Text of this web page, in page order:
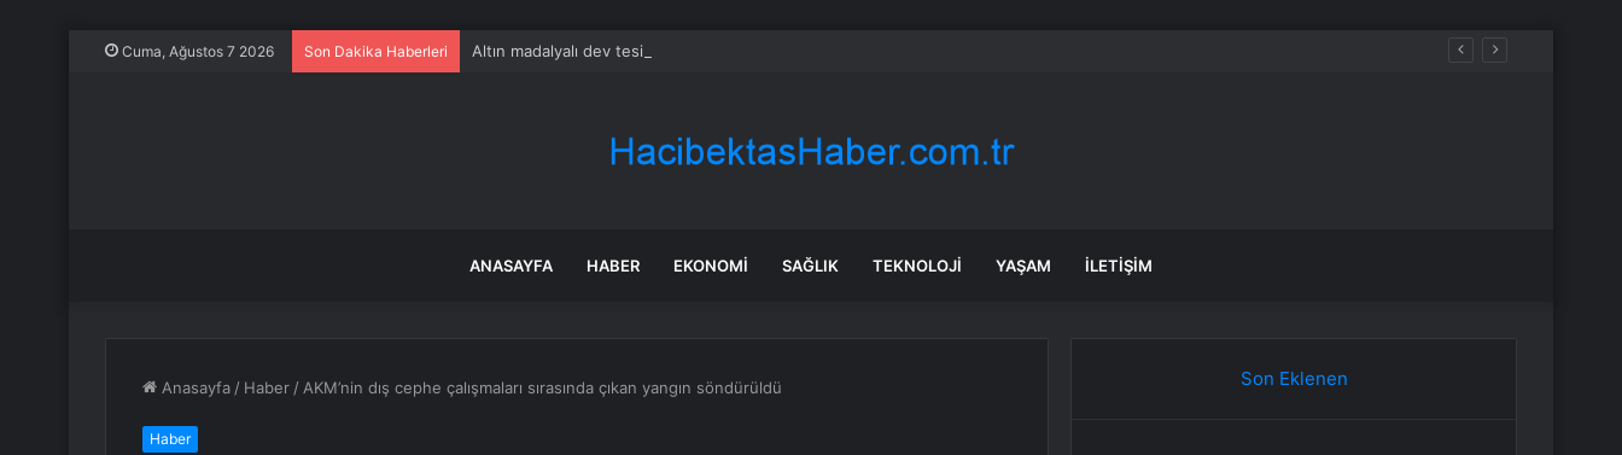
Cuma, Ağustos 7 2026 Son Dakika Haberleri Altın madalyalı dev tesis 1 euroya satışta: Sahibi olmak için tek bir şart var
ANASAYFA HABER EKONOMI SAĞLIK TEKNOLOJI YAŞAM İLETIŞIM
Anasayfa / Haber / AKM’nin dış cephe çalışmaları sırasında çıkan yangın söndürüldü
Haber
Son Eklenen